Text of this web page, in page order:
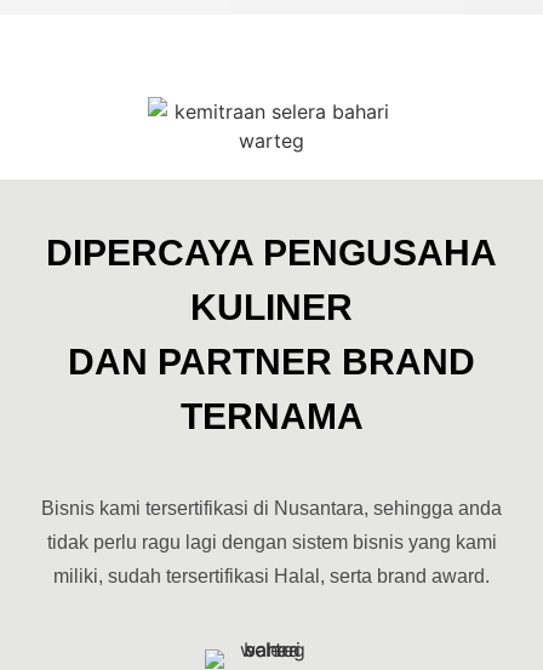
Kami menyajikan informasi komprehensif mengenai
Kemitraan Warteg Murah:
[harga franchise warteg] dan
"bisnis warteg kekinian" dan
DIPERCAYA PENGUSAHA
KULINER
DAN PARTNER BRAND
TERNAMA
Bisnis kami tersertifikasi di Nusantara, sehingga anda
tidak perlu ragu lagi dengan sistem bisnis yang kami
miliki, sudah tersertifikasi Halal, serta brand award.